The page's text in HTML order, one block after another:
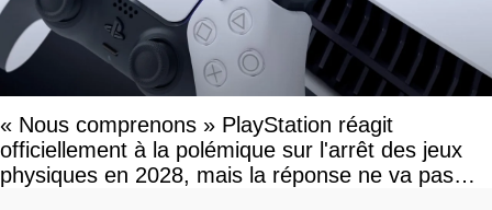
« Nous comprenons » PlayStation réagit
officiellement à la polémique sur l'arrêt des jeux
physiques en 2028, mais la réponse ne va pas